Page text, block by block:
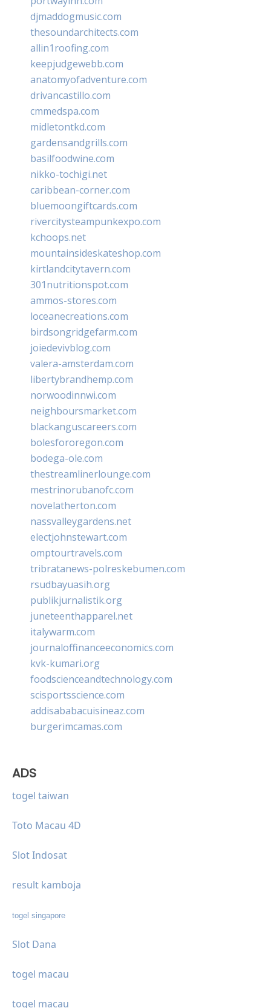
djmaddogmusic.com
thesoundarchitects.com
allin1roofing.com
keepjudgewebb.com
anatomyofadventure.com
drivancastillo.com
cmmedspa.com
midletontkd.com
gardensandgrills.com
basilfoodwine.com
nikko-tochigi.net
caribbean-corner.com
bluemoongiftcards.com
rivercitysteampunkexpo.com
kchoops.net
mountainsideskateshop.com
kirtlandcitytavern.com
301nutritionspot.com
ammos-stores.com
loceanecreations.com
birdsongridgefarm.com
joiedevivblog.com
valera-amsterdam.com
libertybrandhemp.com
norwoodinnwi.com
neighboursmarket.com
blackanguscareers.com
bolesfororegon.com
bodega-ole.com
thestreamlinerlounge.com
mestrinorubanofc.com
novelatherton.com
nassvalleygardens.net
electjohnstewart.com
omptourtravels.com
tribratanews-polreskebumen.com
rsudbayuasih.org
publikjurnalistik.org
juneteenthapparel.net
italywarm.com
journaloffinanceeconomics.com
kvk-kumari.org
foodscienceandtechnology.com
scisportsscience.com
addisababacuisineaz.com
burgerimcamas.com
ADS
togel taiwan
Toto Macau 4D
Slot Indosat
result kamboja
togel singapore
Slot Dana
togel macau
togel macau